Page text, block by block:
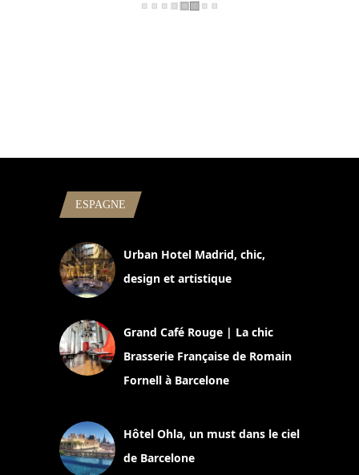
ESPAGNE
Urban Hotel Madrid, chic,
design et artistique
Grand Café Rouge | La chic
Brasserie Française de Romain
Fornell à Barcelone
Hôtel Ohla, un must dans le ciel
de Barcelone